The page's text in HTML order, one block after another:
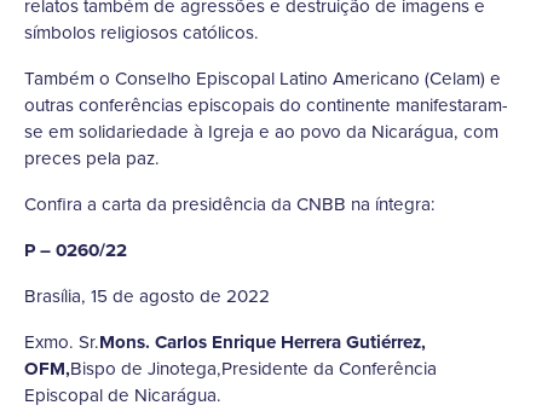
relatos também de agressões e destruição de imagens e
símbolos religiosos católicos.
Também o Conselho Episcopal Latino Americano (Celam) e
outras conferências episcopais do continente manifestaram-
se em solidariedade à Igreja e ao povo da Nicarágua, com
preces pela paz.
Confira a carta da presidência da CNBB na íntegra:
P – 0260/22
Brasília, 15 de agosto de 2022
Exmo. Sr.Mons. Carlos Enrique Herrera Gutiérrez,
OFM,Bispo de Jinotega,Presidente da Conferência
Episcopal de Nicarágua.